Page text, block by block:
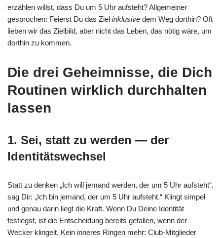
erzählen willst, dass Du um 5 Uhr aufsteht? Allgemeiner
gesprochen: Feierst Du das Ziel inklusive dem Weg dorthin? Oft
lieben wir das Zielbild, aber nicht das Leben, das nötig wäre, um
dorthin zu kommen.
Die drei Geheimnisse, die Dich
Routinen wirklich durchhalten
lassen
1. Sei, statt zu werden — der
Identitätswechsel
Statt zu denken „Ich will jemand werden, der um 5 Uhr aufsteht“,
sag Dir: „Ich bin jemand, der um 5 Uhr aufsteht.“ Klingt simpel
und genau darin liegt die Kraft. Wenn Du Deine Identität
festlegst, ist die Entscheidung bereits gefallen, wenn der
Wecker klingelt. Kein inneres Ringen mehr: Club-Mitglieder